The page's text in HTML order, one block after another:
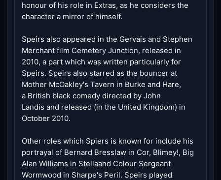
honour of his role in Extras, as he considers the
character a mirror of himself.
Speirs also appeared in the Gervais and Stephen
Merchant film Cemetery Junction, released in
2010, a part which was written particularly for
Speirs. Speirs also starred as the bouncer at
Mother McOakley's Tavern in Burke and Hare,
a British black comedy directed by John
Landis and released (in the United Kingdom) in
October 2010.
Other roles which Spiers is known for include his
portrayal of Bernard Bresslaw in Cor, Blimey!, Big
Alan Williams in Stellaand Colour Sergeant
Wormwood in Sharpe's Peril. Speirs played